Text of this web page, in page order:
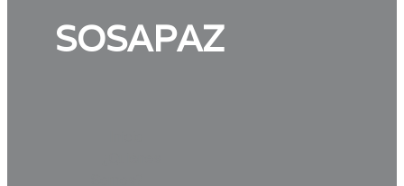
SOSAPAZ